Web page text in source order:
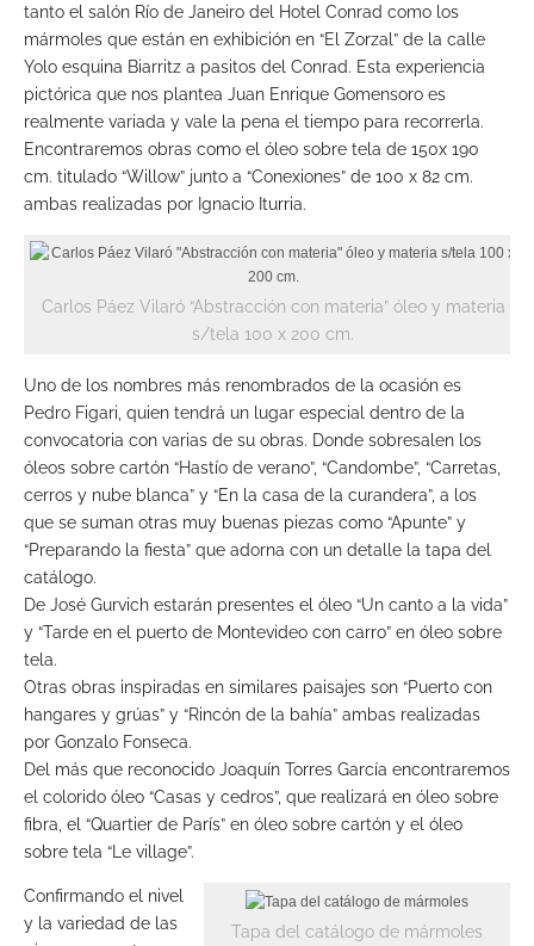
tanto el salón Río de Janeiro del Hotel Conrad como los
mármoles que están en exhibición en “El Zorzal” de la calle
Yolo esquina Biarritz a pasitos del Conrad. Esta experiencia
pictórica que nos plantea Juan Enrique Gomensoro es
realmente variada y vale la pena el tiempo para recorrerla.
Encontraremos obras como el óleo sobre tela de 150x 190
cm. titulado “Willow” junto a “Conexiones” de 100 x 82 cm.
ambas realizadas por Ignacio Iturria.
Carlos Páez Vilaró “Abstracción con materia” óleo y materia
s/tela 100 x 200 cm.
Uno de los nombres más renombrados de la ocasión es
Pedro Figari, quien tendrá un lugar especial dentro de la
convocatoria con varias de su obras. Donde sobresalen los
óleos sobre cartón “Hastío de verano”, “Candombe”, “Carretas,
cerros y nube blanca” y “En la casa de la curandera”, a los
que se suman otras muy buenas piezas como “Apunte” y
“Preparando la fiesta” que adorna con un detalle la tapa del
catálogo.
De José Gurvich estarán presentes el óleo “Un canto a la vida”
y “Tarde en el puerto de Montevideo con carro” en óleo sobre
tela.
Otras obras inspiradas en similares paisajes son “Puerto con
hangares y grúas” y “Rincón de la bahía” ambas realizadas
por Gonzalo Fonseca.
Del más que reconocido Joaquín Torres García encontraremos
el colorido óleo “Casas y cedros”, que realizará en óleo sobre
fibra, el “Quartier de París” en óleo sobre cartón y el óleo
sobre tela “Le village”.
Tapa del catálogo de mármoles
Confirmando el nivel
y la variedad de las